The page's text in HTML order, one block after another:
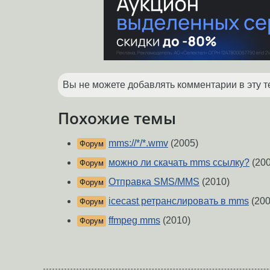
Вы не можете добавлять комментарии в эту
Похожие темы
Форум mms://*/*.wmv (2005)
Форум можно ли скачать mms ссылку?
Форум Отправка SMS/MMS (2010)
Форум icecast ретранслировать в mms
Форум ffmpeg mms (2010)